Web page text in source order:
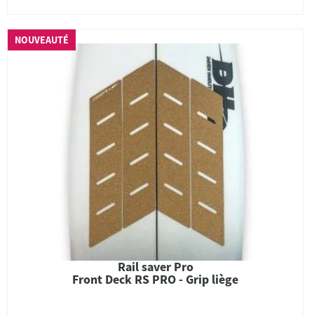
NOUVEAUTÉ
Rail saver Pro
Front Deck RS PRO - Grip liège